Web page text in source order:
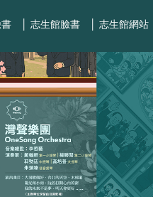
書 │ 志生館臉書 │ 志生館網站